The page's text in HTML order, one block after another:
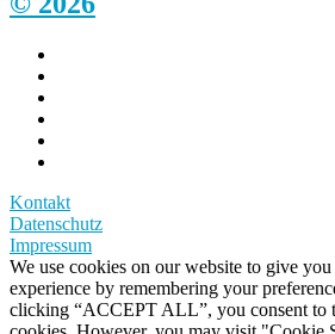
Kontakt
Datenschutz
Impressum
We use cookies on our website to give
experience by remembering your
clicking “ACCEPT ALL”, you consent to